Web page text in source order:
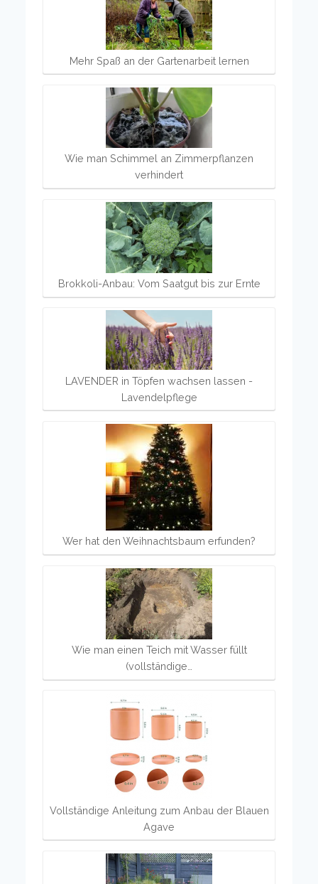
Mehr Spaß an der Gartenarbeit lernen
Wie man Schimmel an Zimmerpflanzen
verhindert
Brokkoli-Anbau: Vom Saatgut bis zur Ernte
LAVENDER in Töpfen wachsen lassen -
Lavendelpflege
Wer hat den Weihnachtsbaum erfunden?
Wie man einen Teich mit Wasser füllt
(vollständige…
Vollständige Anleitung zum Anbau der Blauen
Agave